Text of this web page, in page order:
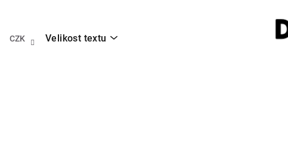
obsah
CZK Velikost textu